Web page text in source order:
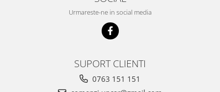
Urmareste-ne in social media
SUPORT CLIENTI
0763 151 151